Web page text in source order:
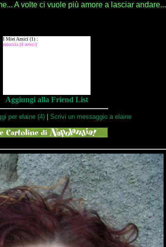
A volte ci vuole più amore a lasciar andare...
Aggiungi alla Friend List
per elaine (4) Scrivi un messaggio a elaine